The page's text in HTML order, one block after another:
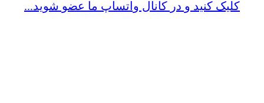
کلیک کنید و در کانال واتساپ ما عضو شوید...